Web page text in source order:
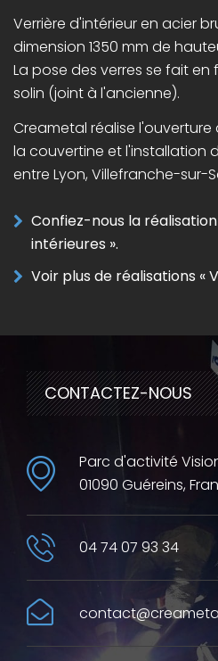
Verrière d'intérieur en acier
dimension 1350 mm de
La pose des verres se fait
solin (joint à l'ancienne).
Creametal réalise
la couvertine et l'installation
entre Lyon, Villefranche-sur-
Confiez-nous la
intérieures ».
Voir plus de réalisations «
CONTACTEZ-NOUS
Parc d'activité
01090 Guéreins,
04 74 07 93 34